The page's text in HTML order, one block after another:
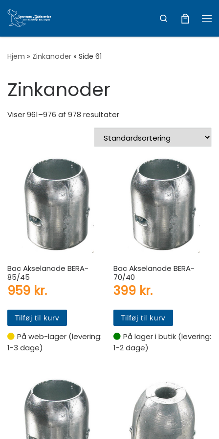
Vis hele indholdet
Search
Hjem » Zinkanoder » Side 61
Zinkanoder
Viser 961–976 af 978 resultater
Bac Akselanode BERA-
85/45
959 kr.
Tilføj til kurv
På web-lager (levering:
1-3 dage)
Bac Akselanode BERA-
70/40
399 kr.
Tilføj til kurv
På lager i butik (levering:
1-2 dage)